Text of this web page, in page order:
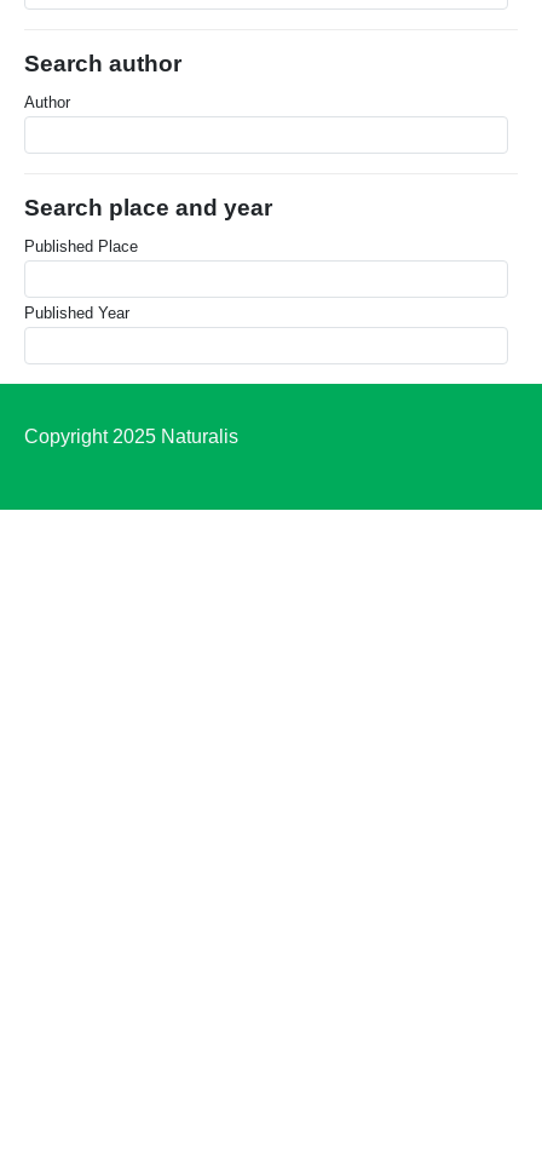
Search author
Author
Search place and year
Published Place
Published Year
Copyright 2025 Naturalis